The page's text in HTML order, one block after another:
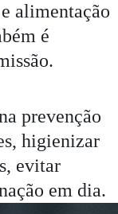
alimentação
é
prevenção
higienizar
evitar
em dia.